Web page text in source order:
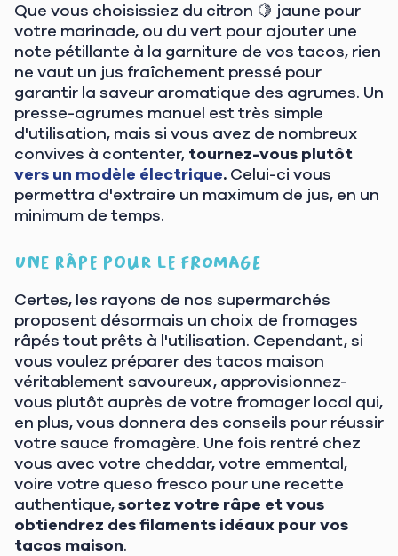
Que vous choisissiez du citron 🍋 jaune pour
votre marinade, ou du vert pour ajouter une
note pétillante à la garniture de vos tacos, rien
ne vaut un jus fraîchement pressé pour
garantir la saveur aromatique des agrumes. Un
presse-agrumes manuel est très simple
d'utilisation, mais si vous avez de nombreux
convives à contenter, tournez-vous plutôt
vers un modèle électrique. Celui-ci vous
permettra d'extraire un maximum de jus, en un
minimum de temps.
Une râpe pour le fromage
Certes, les rayons de nos supermarchés
proposent désormais un choix de fromages
râpés tout prêts à l'utilisation. Cependant, si
vous voulez préparer des tacos maison
véritablement savoureux, approvisionnez-
vous plutôt auprès de votre fromager local qui,
en plus, vous donnera des conseils pour réussir
votre sauce fromagère. Une fois rentré chez
vous avec votre cheddar, votre emmental,
voire votre queso fresco pour une recette
authentique,sortez votre râpe et vous
obtiendrez des filaments idéaux pour vos
tacos maison.